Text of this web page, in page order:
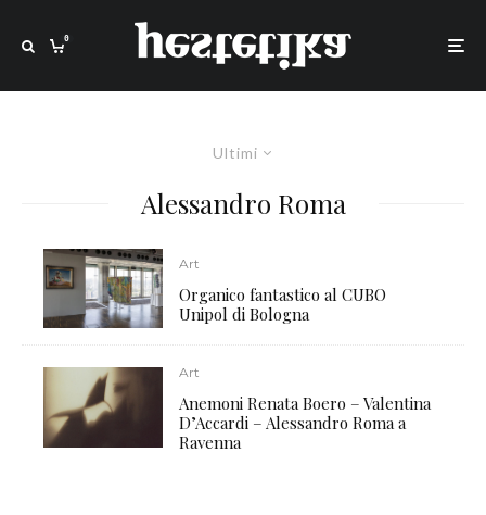
0
Ultimi
Alessandro Roma
Art
Organico fantastico al CUBO
Unipol di Bologna
Art
Anemoni Renata Boero – Valentina
D’Accardi – Alessandro Roma a
Ravenna